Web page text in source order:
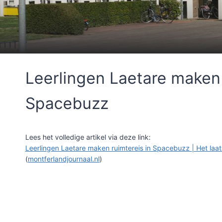
Leerlingen Laetare
Spacebuzz
Lees het volledige artikel via deze link:
Leerlingen Laetare maken ruimtereis in Spacebuzz | Het
(montferlandjournaal.nl)